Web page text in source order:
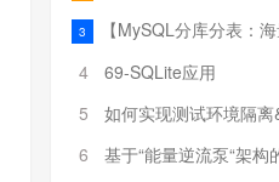
3
【MySQL分库分表：海量数据架构的
4
69-SQLite应用
5
如何实现测试环境隔离&临时数据库（
6
基于“能量逆流泵“架构的220V AC至20V DC